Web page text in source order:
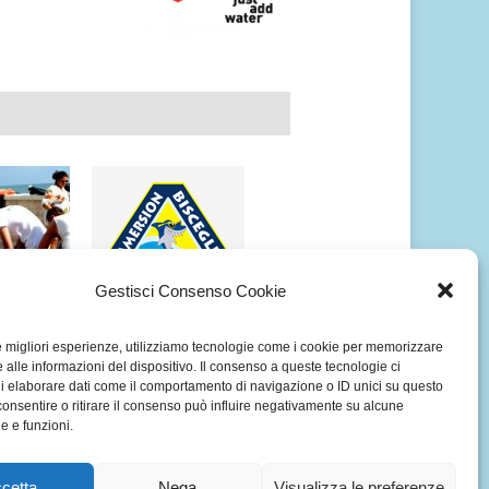
Gestisci Consenso Cookie
migliori esperienze, utilizziamo tecnologie come i cookie per memorizzare
alle informazioni del dispositivo. Il consenso a queste tecnologie ci
elaborare dati come il comportamento di navigazione o ID unici su questo
o ritirare il consenso può influire negativamente su alcune
e funzioni.
THE
SUBACQUEO ISOLE
BROTHER’S
DELL’EGITTO